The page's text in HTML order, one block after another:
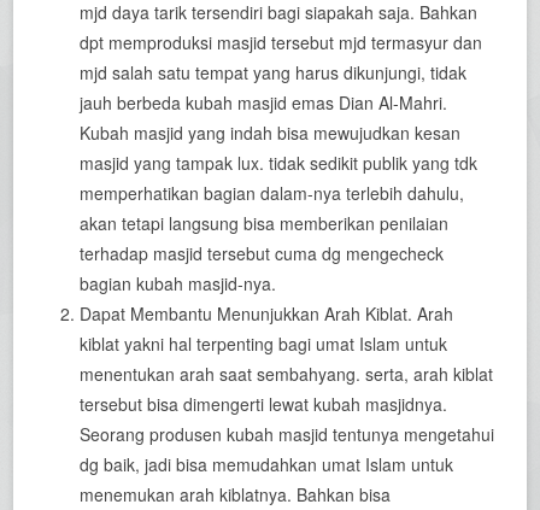
mjd daya tarik tersendiri bagi siapakah saja. Bahkan
dpt memproduksi masjid tersebut mjd termasyur dan
mjd salah satu tempat yang harus dikunjungi, tidak
jauh berbeda kubah masjid emas Dian Al-Mahri.
Kubah masjid yang indah bisa mewujudkan kesan
masjid yang tampak lux. tidak sedikit publik yang tdk
memperhatikan bagian dalam-nya terlebih dahulu,
akan tetapi langsung bisa memberikan penilaian
terhadap masjid tersebut cuma dg mengecheck
bagian kubah masjid-nya.
Dapat Membantu Menunjukkan Arah Kiblat. Arah
kiblat yakni hal terpenting bagi umat Islam untuk
menentukan arah saat sembahyang. serta, arah kiblat
tersebut bisa dimengerti lewat kubah masjidnya.
Seorang produsen kubah masjid tentunya mengetahui
dg baik, jadi bisa memudahkan umat Islam untuk
menemukan arah kiblatnya. Bahkan bisa